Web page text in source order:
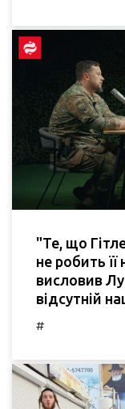
"Те, що
не робить
висловив
відсутній
#